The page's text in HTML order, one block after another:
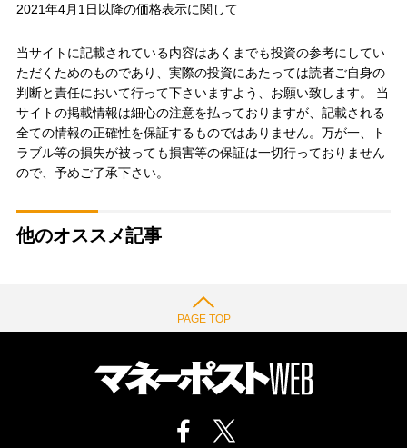
2021年4月1日以降の価格表示に関して
当サイトに記載されている内容はあくまでも投資の参考にしてい
ただくためのものであり、実際の投資にあたっては読者ご自身の
判断と責任において行って下さいますよう、お願い致します。 当
サイトの掲載情報は細心の注意を払っておりますが、記載される
全ての情報の正確性を保証するものではありません。万が一、ト
ラブル等の損失が被っても損害等の保証は一切行っておりません
ので、予めご了承下さい。
他のオススメ記事
PAGE TOP